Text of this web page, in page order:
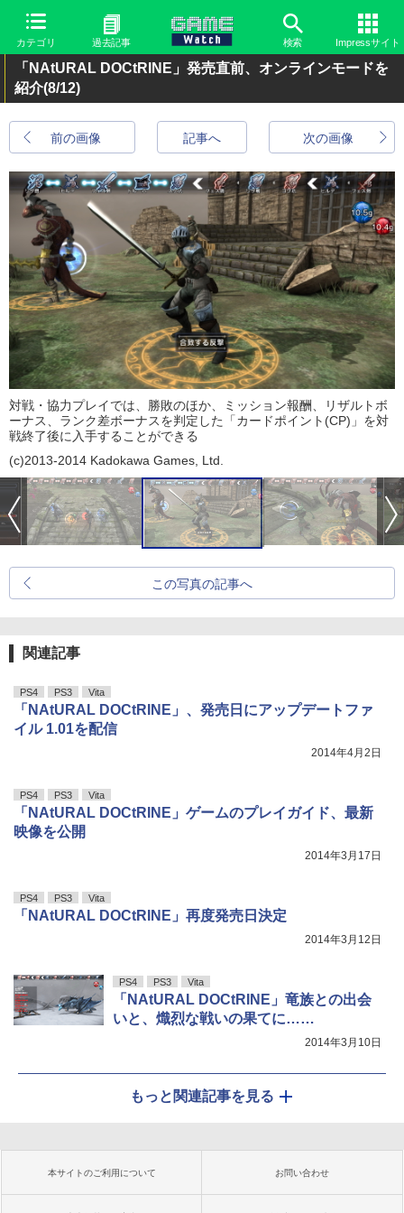
カテゴリ 過去記事 検索 Impressサイト
「NAtURAL DOCtRINE」発売直前、オンラインモードを
紹介(8/12)
前の画像 次の画像
記事へ
対戦・協力プレイでは、勝敗のほか、ミッション報酬、リザルトボ
ーナス、ランク差ボーナスを判定した「カードポイント(CP)」を対
戦終了後に入手することができる
(c)2013-2014 Kadokawa Games, Ltd.
この写真の記事へ
関連記事
PS4 PS3 Vita
「NAtURAL DOCtRINE」、発売日にアップデートファ
イル 1.01を配信
2014年4月2日
PS4 PS3 Vita
「NAtURAL DOCtRINE」ゲームのプレイガイド、最新
映像を公開
2014年3月17日
PS4 PS3 Vita
「NAtURAL DOCtRINE」再度発売日決定
2014年3月12日
PS4 PS3 Vita
「NAtURAL DOCtRINE」竜族との出会
いと、熾烈な戦いの果てに……
2014年3月10日
もっと関連記事を見る
本サイトのご利用について お問い合わせ